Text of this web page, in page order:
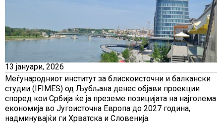
13 јануари, 2026
Меѓународниот институт за блискоисточни и балкански
студии (IFIMES) од Љубљана денес објави проекции
според кои Србија ќе ја преземе позицијата на најголема
економија во Југоисточна Европа до 2027 година,
надминувајќи ги Хрватска и Словенија.